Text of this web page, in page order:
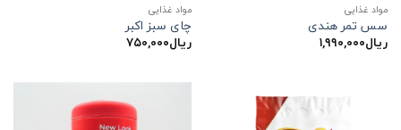
مواد غذایی
سس تمر هندی
ریال۱,۹۹۰,۰۰۰
مواد غذایی
چای سبز اکبر
ریال۷۵۰,۰۰۰